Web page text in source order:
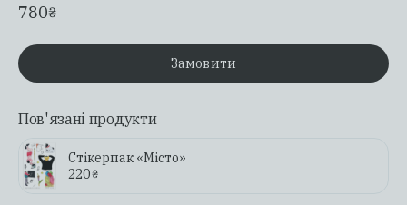
780₴
Замовити
Пов'язані продукти
Стікерпак «Місто»
220₴